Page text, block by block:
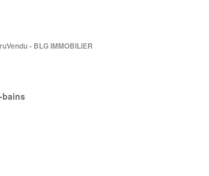
- BLG IMMOBILIER
bains